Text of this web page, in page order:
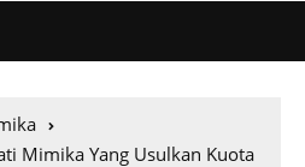
Mimika Yang Usulkan Kuota